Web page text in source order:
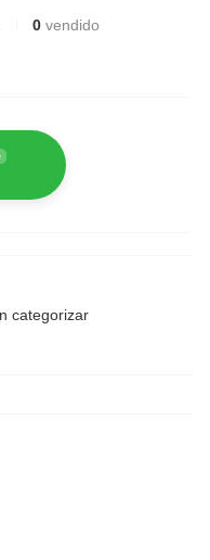
0 vendido
categorizar